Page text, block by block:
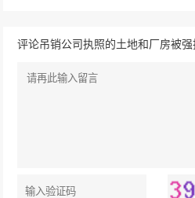
评论吊销公司执照的土地和厂房被
（2020年12期）